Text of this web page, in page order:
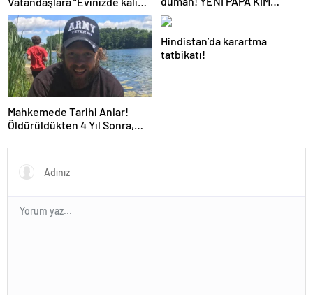
çağrısı
OLACAK?
Mahkemede Tarihi Anlar!
Öldürüldükten 4 Yıl Sonra,
Seslendi…
Hindistan’da karartma
tatbikatı!